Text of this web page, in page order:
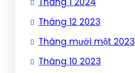
Tháng 12 2023
Tháng mười một 2023
Tháng 10 2023